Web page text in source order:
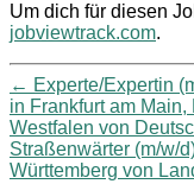
Um dich für diesen
jobviewtrack.com.
← Experte/Expertin
in Frankfurt am
Westfalen von
Straßenwärter (m/w/
Württemberg von